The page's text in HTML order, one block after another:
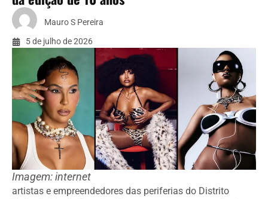
Mauro S Pereira
5 de julho de 2026
Imagem: internet
artistas e empreendedores das periferias do Distrito